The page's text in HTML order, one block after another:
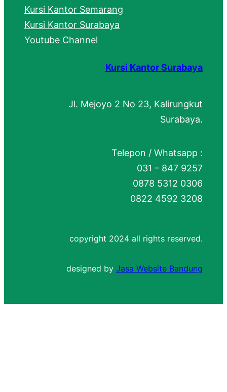
Kursi Kantor Semarang
Kursi Kantor Surabaya
Youtube Channel
Kursi Kantor Surabaya
Jl. Mejoyo 2 No 23, Kalirungkut
Surabaya.
Telepon / Whatsapp :
031 – 847 9257
0878 5312 0306
0822 4592 3208
copyright 2024 all rights reserved.
designed by Jasa Website Bandung